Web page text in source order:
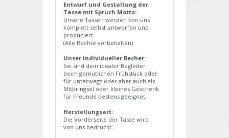
Entwurf und Gestaltung der
Tasse mit Spruch Motto:
Unsere Tassen werden von uns
komplett selbst entworfen und
produziert.
(Alle Rechte vorbehalten)
Unser individueller Becher:
Sie sind dein idealer Begleiter
beim gemütlichen Frühstück oder
für unterwegs oder aber auch als
Mitbringsel oder kleines Geschenk
für Freunde bestens geeignet.
Herstellungsart:
Die Vorderseite der Tasse wird
von uns bedruckt.